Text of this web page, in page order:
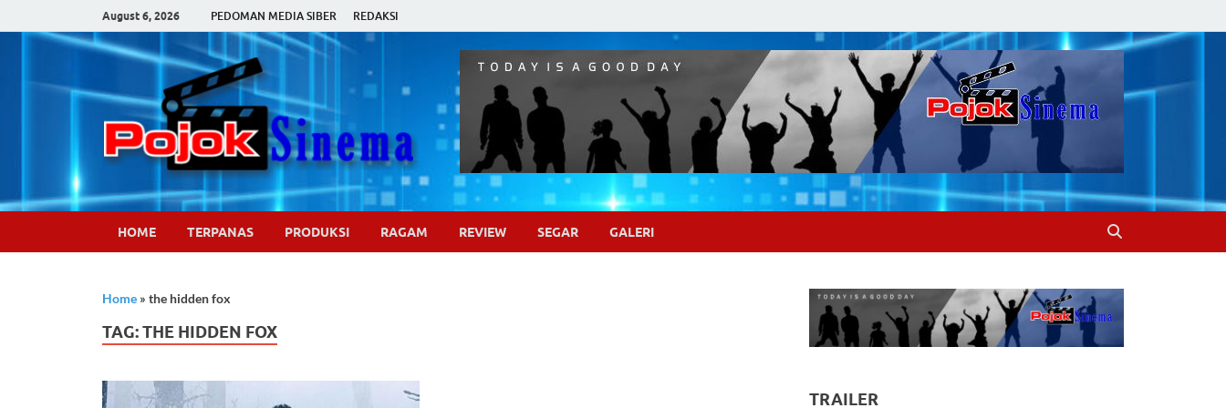
August 6, 2026 PEDOMAN MEDIA SIBER REDAKSI
Pojok Sinema
HOME TERPANAS PRODUKSI RAGAM REVIEW SEGAR GALERI
Home » the hidden fox
TAG:THE HIDDEN FOX
TRAILER